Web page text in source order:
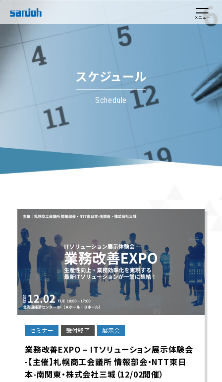
メニュー
スケジュール
Schedule
セミナー 受付終了 展示会
業務改善EXPO – ITソリューション展示体験会
-【主催】札幌商工会議所 情報部会・NTT東日
本-南関東・株式会社三城（12/02開催）